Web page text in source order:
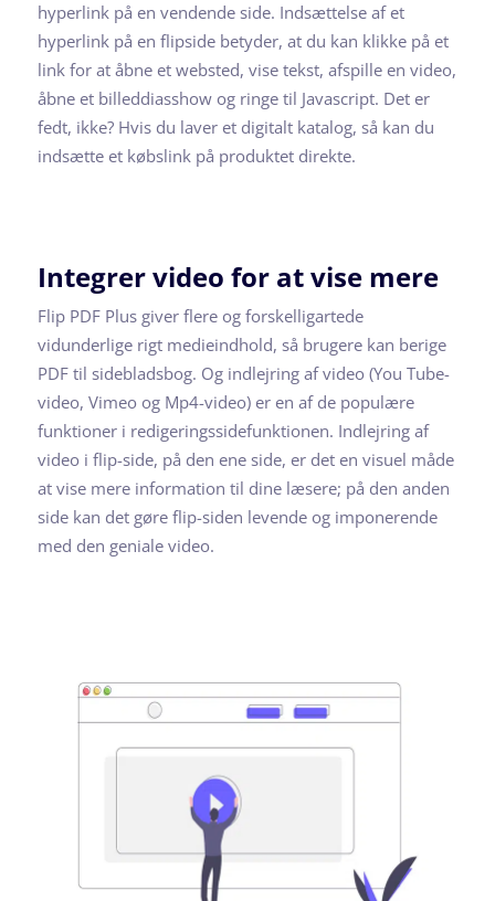
hyperlink på en vendende side. Indsættelse af et
hyperlink på en flipside betyder, at du kan klikke på et
link for at åbne et websted, vise tekst, afspille en video,
åbne et billeddiasshow og ringe til Javascript. Det er
fedt, ikke? Hvis du laver et digitalt katalog, så kan du
indsætte et købslink på produktet direkte.
Integrer video for at vise mere
Flip PDF Plus giver flere og forskelligartede
vidunderlige rigt medieindhold, så brugere kan berige
PDF til sidebladsbog. Og indlejring af video (You Tube-
video, Vimeo og Mp4-video) er en af de populære
funktioner i redigeringssidefunktionen. Indlejring af
video i flip-side, på den ene side, er det en visuel måde
at vise mere information til dine læsere; på den anden
side kan det gøre flip-siden levende og imponerende
med den geniale video.